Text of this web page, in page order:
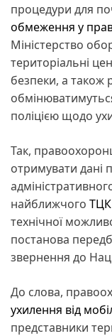
процедури для
обмеження у
Міністерство
територіальні
безпеки, а також
поліцією щодо
Так,
отримувати дані
найближчого ТЦК
технічної
постанова
звернення до
До слова,
ухилення від
представники